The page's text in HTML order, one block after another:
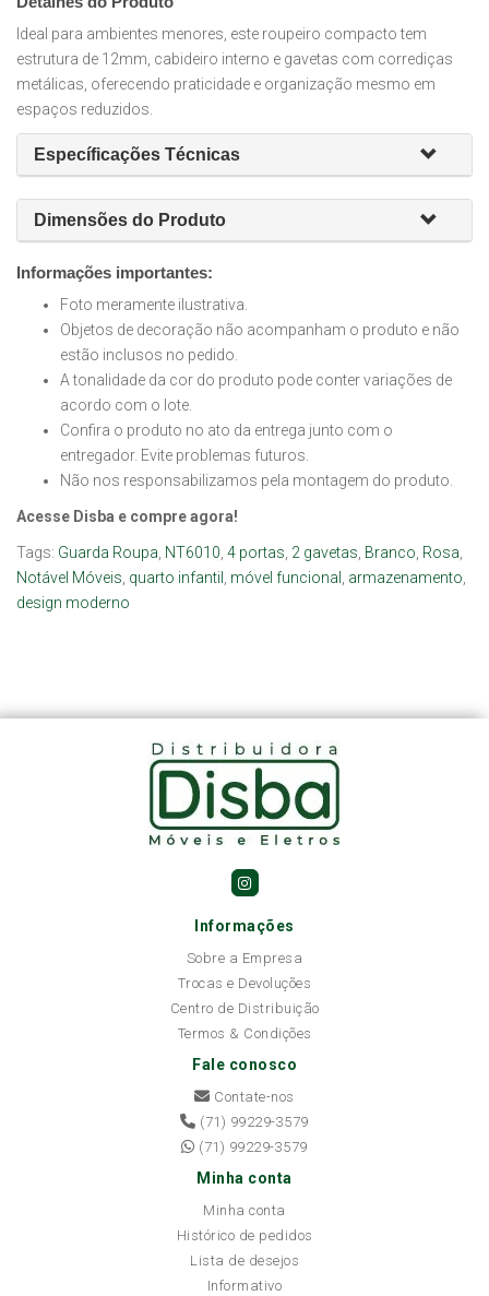
Ideal para ambientes menores, este roupeiro compacto tem
estrutura de 12mm, cabideiro interno e gavetas com corrediças
metálicas, oferecendo praticidade e organização mesmo em
espaços reduzidos.
Específicações Técnicas
Dimensões do Produto
Informações importantes:
Foto meramente ilustrativa.
Objetos de decoração não acompanham o produto e não
estão inclusos no pedido.
A tonalidade da cor do produto pode conter variações de
acordo com o lote.
Confira o produto no ato da entrega junto com o
entregador. Evite problemas futuros.
Não nos responsabilizamos pela montagem do produto.
Acesse Disba e compre agora!
Tags: Guarda Roupa NT6010 4 portas 2 gavetas Branco Rosa
Notável Móveis quarto infantil móvel funcional armazenamento
design moderno
Informações
Sobre a Empresa
Trocas e Devoluções
Centro de Distribuição
Termos & Condições
Fale conosco
Contate-nos
(71) 99229-3579
(71) 99229-3579
Minha conta
Minha conta
Histórico de pedidos
Lista de desejos
Informativo